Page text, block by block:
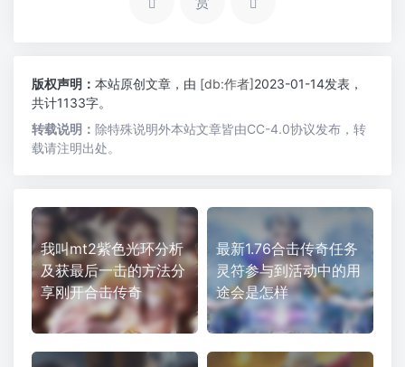
版权声明： 本站原创文章，由 [db:作者]2023-01-14发表，
共计1133字。
转载说明： 除特殊说明外本站文章皆由CC-4.0协议发布，转
载请注明出处。
我叫mt2紫色光环分析
及获最后一击的方法分
享刚开合击传奇
最新1.76合击传奇任务
灵符参与到活动中的用
途会是怎样